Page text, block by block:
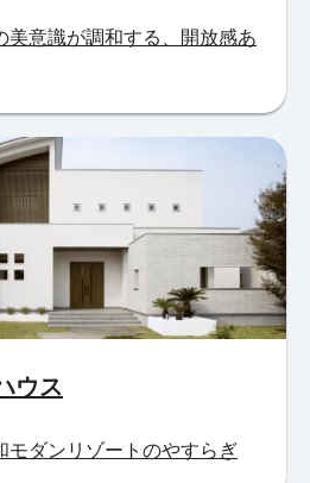
美意識が調和する、開放感あ
ウス
モダンリゾートのやすらぎ